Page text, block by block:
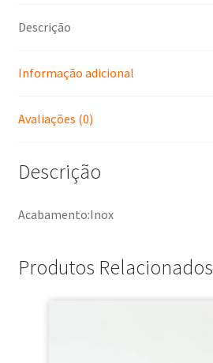
Descrição
Informação adicional
Avaliações (0)
Descrição
Acabamento:Inox
Produtos Relacionados